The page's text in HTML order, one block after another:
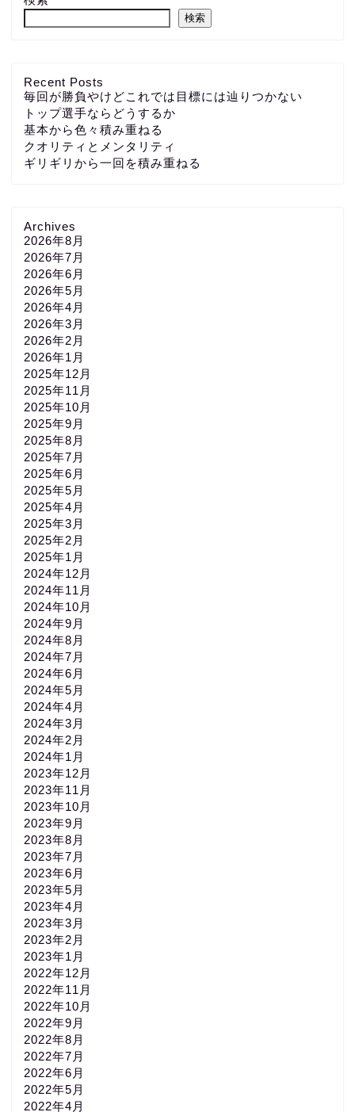
検索
Recent Posts
毎回が勝負やけどこれでは目標には辿りつかない
トップ選手ならどうするか
基本から色々積み重ねる
クオリティとメンタリティ
ギリギリから一回を積み重ねる
Archives
2026年8月
2026年7月
2026年6月
2026年5月
2026年4月
2026年3月
2026年2月
2026年1月
2025年12月
2025年11月
2025年10月
2025年9月
2025年8月
2025年7月
2025年6月
2025年5月
2025年4月
2025年3月
2025年2月
2025年1月
2024年12月
2024年11月
2024年10月
2024年9月
2024年8月
2024年7月
2024年6月
2024年5月
2024年4月
2024年3月
2024年2月
2024年1月
2023年12月
2023年11月
2023年10月
2023年9月
2023年8月
2023年7月
2023年6月
2023年5月
2023年4月
2023年3月
2023年2月
2023年1月
2022年12月
2022年11月
2022年10月
2022年9月
2022年8月
2022年7月
2022年6月
2022年5月
2022年4月